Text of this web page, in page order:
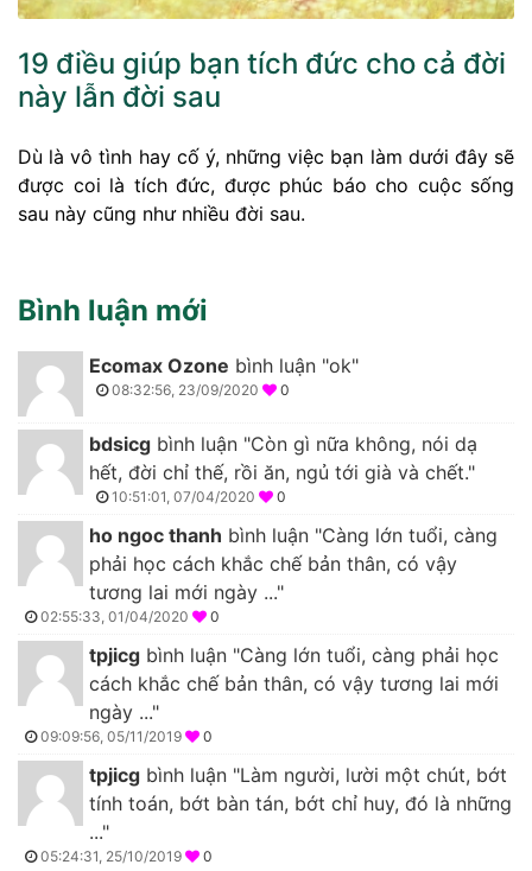
19 điều giúp bạn tích đức cho cả đời
này lẫn đời sau
Dù là vô tình hay cố ý, những việc bạn làm dưới đây sẽ
được coi là tích đức, được phúc báo cho cuộc sống
sau này cũng như nhiều đời sau.
Bình luận mới
Ecomax Ozone bình luận "ok"
08:32:56, 23/09/2020 0
bdsicg bình luận "Còn gì nữa không, nói dạ
hết, đời chỉ thế, rồi ăn, ngủ tới già và chết."
10:51:01, 07/04/2020 0
ho ngoc thanh bình luận "Càng lớn tuổi, càng
phải học cách khắc chế bản thân, có vậy
tương lai mới ngày ..."
02:55:33, 01/04/2020 0
tpjicg bình luận "Càng lớn tuổi, càng phải học
cách khắc chế bản thân, có vậy tương lai mới
ngày ..."
09:09:56, 05/11/2019 0
tpjicg bình luận "Làm người, lười một chút, bớt
tính toán, bớt bàn tán, bớt chỉ huy, đó là những
..."
05:24:31, 25/10/2019 0